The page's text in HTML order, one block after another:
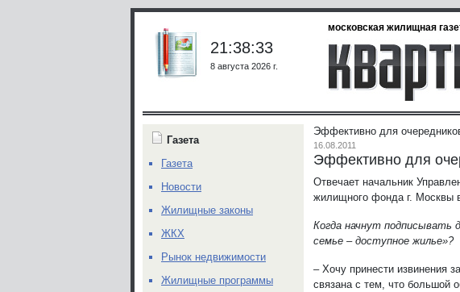
московская жилищная
21:38:33
8 августа 2026 г.
Эффективно для
16.08.2011
Эффективно для
Отвечает начальник
жилищного фонда г. Москвы
Когда начнут подписывать
семье – доступное жилье»?
– Хочу принести извинения
связана с тем, что большой
Газета
Газета
Новости
Жилищные законы
ЖКХ
Рынок недвижимости
Жилищные программы